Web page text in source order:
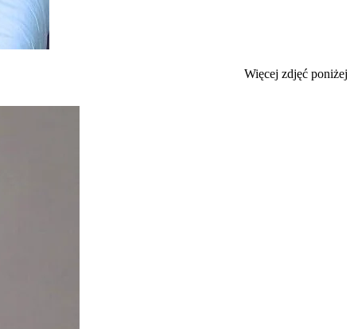
Więcej zdjęć poniżej